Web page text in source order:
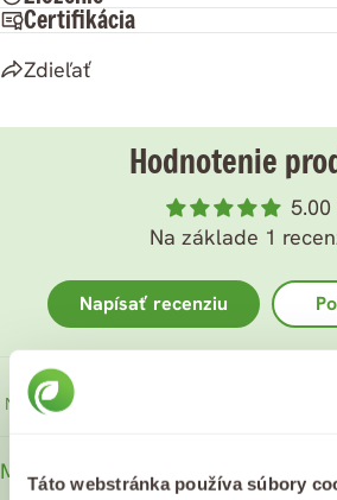
Táto webstránka používa súbory
Certifikácia
Zdieľať
Hodnotenie
5.00
Na základe 1
Napísať recenziu
Sort by
Marketa F.